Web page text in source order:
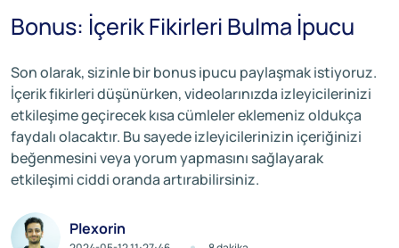
Bonus: İçerik Fikirleri Bulma İpucu
Son olarak, sizinle bir bonus ipucu paylaşmak istiyoruz.
İçerik fikirleri düşünürken, videolarınızda izleyicilerinizi
etkileşime geçirecek kısa cümleler eklemeniz oldukça
faydalı olacaktır. Bu sayede izleyicilerinizin içeriğinizi
beğenmesini veya yorum yapmasını sağlayarak
etkileşimi ciddi oranda artırabilirsiniz.
Plexorin